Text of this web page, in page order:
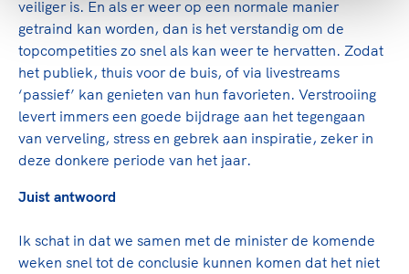
veiliger is. En als er weer op een normale manier
getraind kan worden, dan is het verstandig om de
topcompetities zo snel als kan weer te hervatten. Zodat
het publiek, thuis voor de buis, of via livestreams
‘passief’ kan genieten van hun favorieten. Verstrooiing
levert immers een goede bijdrage aan het tegengaan
van verveling, stress en gebrek aan inspiratie, zeker in
deze donkere periode van het jaar.
Juist antwoord
Ik schat in dat we samen met de minister de komende
weken snel tot de conclusie kunnen komen dat het niet